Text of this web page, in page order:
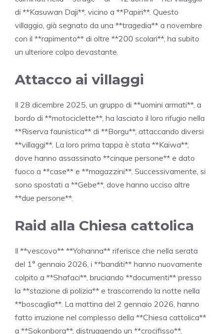
di **Kasuwan Daji**, vicino a **Papiri**. Questo
villaggio, già segnato da una **tragedia** a novembre
con il **rapimento** di oltre **200 scolari**, ha subito
un ulteriore colpo devastante.
Attacco ai villaggi
Il 28 dicembre 2025, un gruppo di **uomini armati**, a
bordo di **motociclette**, ha lasciato il loro rifugio nella
**Riserva faunistica** di **Borgu**, attaccando diversi
**villaggi**. La loro prima tappa è stata **Kaiwa**,
dove hanno assassinato **cinque persone** e dato
fuoco a **case** e **magazzini**. Successivamente, si
sono spostati a **Gebe**, dove hanno ucciso altre
**due persone**.
Raid alla Chiesa cattolica
Il **vescovo** **Yohanna** riferisce che nella serata
del 1° gennaio 2026, i **banditi** hanno nuovamente
colpito a **Shafaci**, bruciando **documenti** presso
la **stazione di polizia** e trascorrendo la notte nella
**boscaglia**. La mattina del 2 gennaio 2026, hanno
fatto irruzione nel complesso della **Chiesa cattolica**
a **Sokonbora**, distruggendo un **crocifisso**,